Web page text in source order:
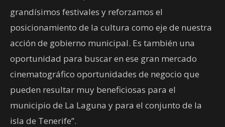
grandísimos festivales y reforzamos el
posicionamiento de la cultura como eje de nuestra
acción de gobierno municipal. Es también una
oportunidad para buscar en ese gran mercado
cinematográfico oportunidades de negocio que
pueden resultar muy beneficiosas para el
municipio de La Laguna y para el conjunto de la
isla de Tenerife”.